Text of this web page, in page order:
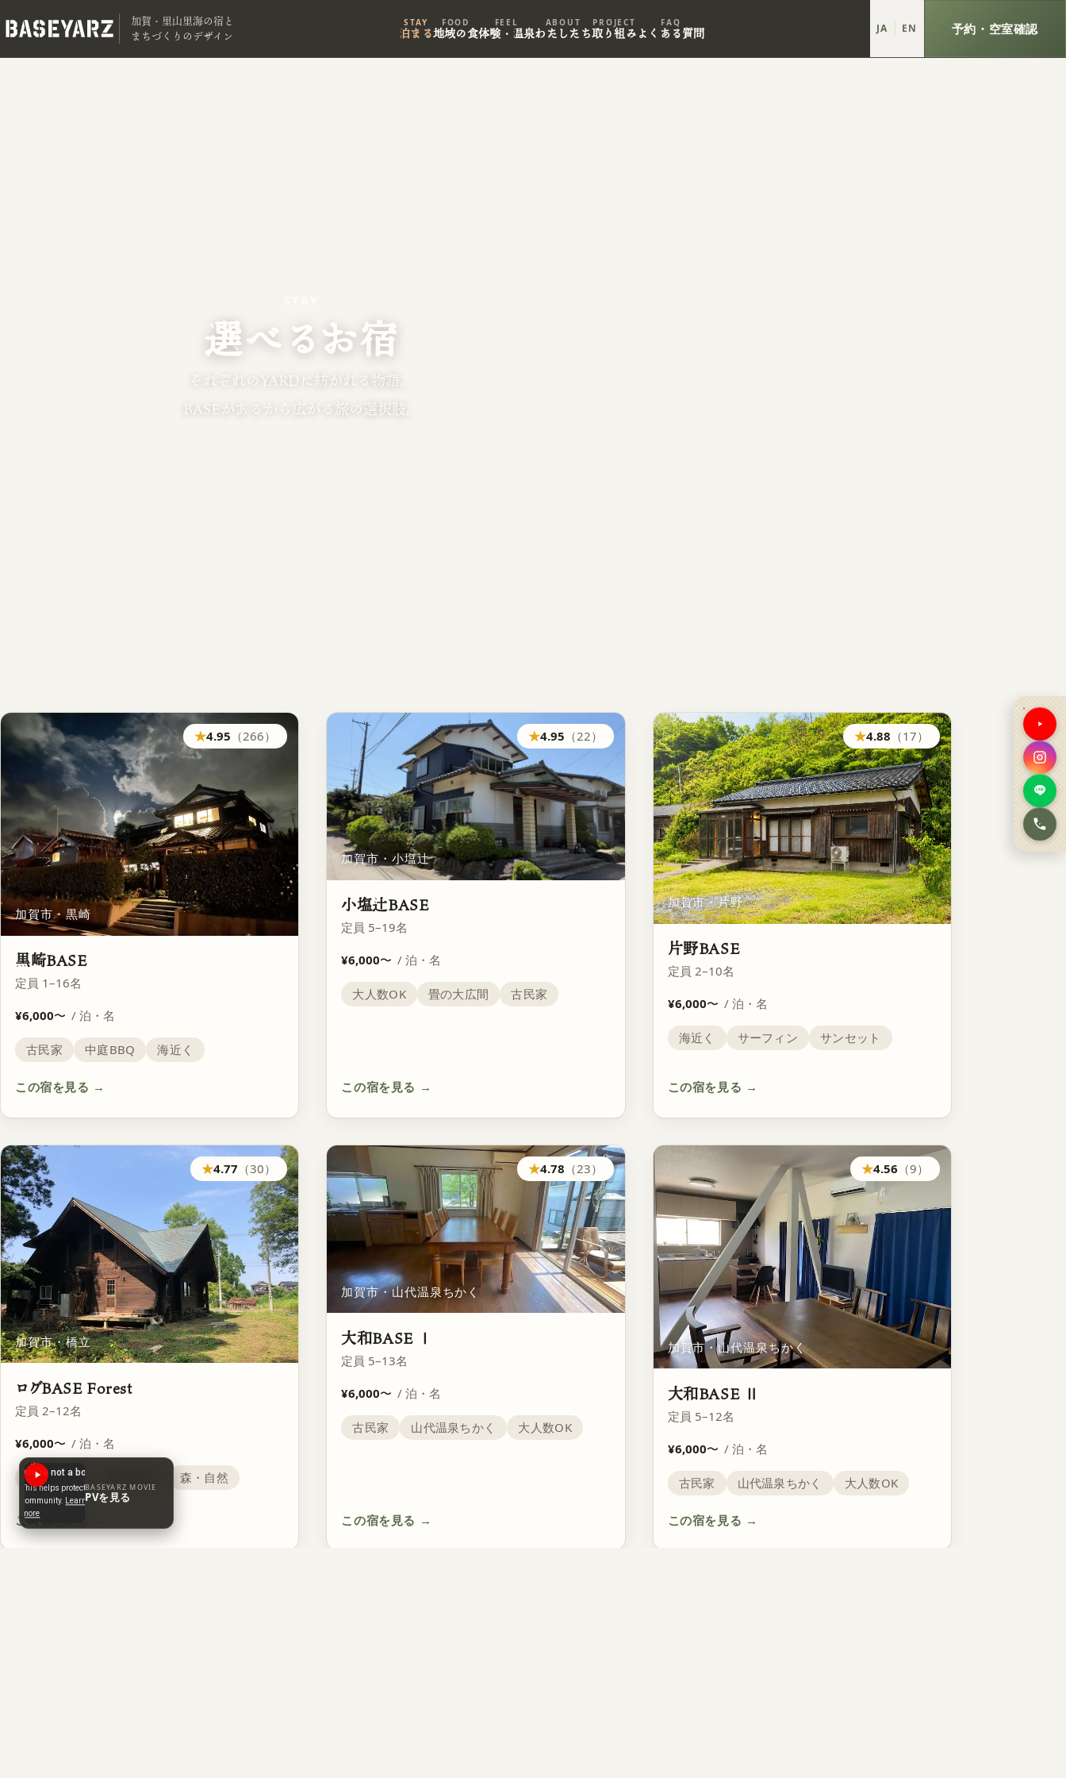
加賀・里山里海の宿と
まちづくりのデザイン
STAY
泊まる
FOOD
地域の食
FEEL
体験・温泉
ABOUT
わたしたち
PROJECT
取り組み
FAQ
よくある質問 JA EN 予約・空室確認
選べるお宿
それぞれのYARDに紡がれる物語。
BASEがあるから広がる旅の選択肢。
★4.95 （266）
加賀市・黒崎
黒崎BASE
定員 1–16名
¥6,000〜 / 泊・名
古民家 中庭BBQ 海近く
この宿を見る →
★4.95 （22）
加賀市・小塩辻
小塩辻BASE
定員 5–19名
¥6,000〜 / 泊・名
大人数OK 畳の大広間 古民家
この宿を見る →
★4.88 （17）
加賀市・片野
片野BASE
定員 2–10名
¥6,000〜 / 泊・名
海近く サーフィン サンセット
この宿を見る →
★4.77 （30）
加賀市・橋立
ログBASE Forest
定員 2–12名
¥6,000〜 / 泊・名
ログハウス 森・自然
この宿を見る
★4.78 （23）
加賀市・山代温泉ちかく
大和BASE Ⅰ
定員 5–13名
¥6,000〜 / 泊・名
古民家 山代温泉ちかく 大人数OK
この宿を見る →
★4.56 （9）
加賀市・山代温泉ちかく
大和BASE Ⅱ
定員 5–12名
¥6,000〜 / 泊・名
古民家 山代温泉ちかく 大人数OK
この宿を見る →
LINE
お
BASEYARZ MOVIE
PVを見る